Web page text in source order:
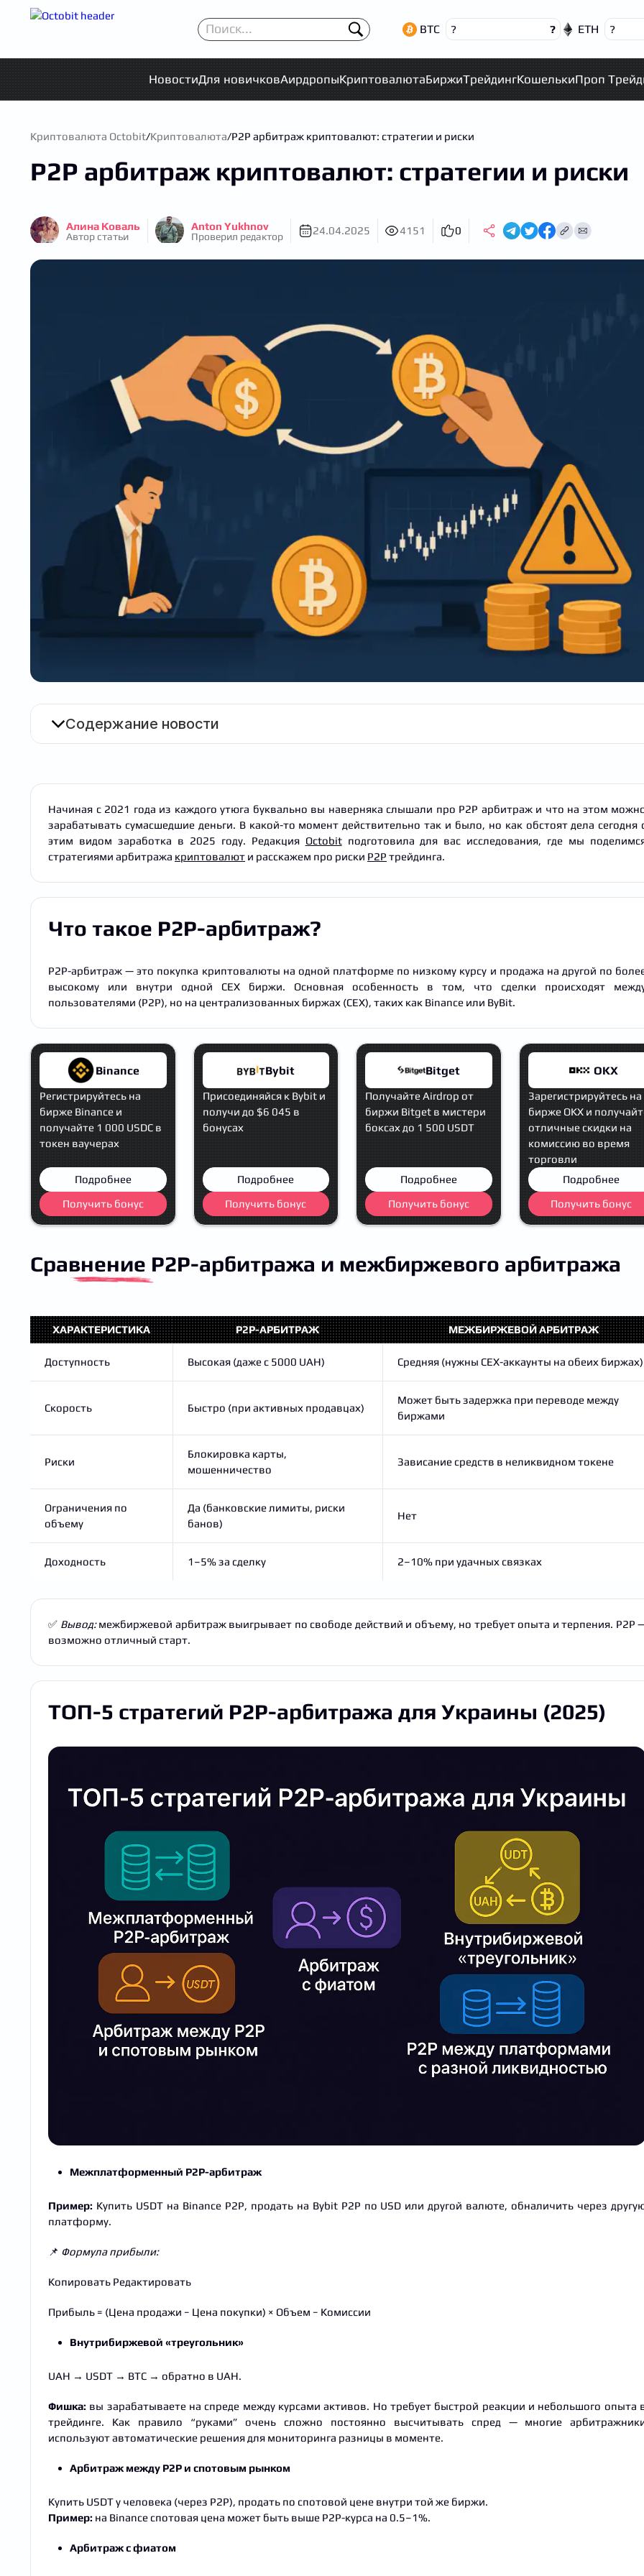
BTC ? ? ETH ?
НовостиДля новичковАирдропыКриптовалютаБиржиТрейдингКошелькиПроп
Криптовалюта Octobit/Криптовалюта/P2P арбитраж криптовалют: стратегии и риски​
P2P арбитраж криптовалют: стратегии и риски​
Алина Коваль
Автор статьи
Anton Yukhnov
Проверил редактор 24.04.2025 4151 0
Содержание новости
Начиная с 2021 года из каждого утюга буквально вы наверняка слышали про P2P арбитраж и что на этом
зарабатывать сумасшедшие деньги. В какой-то момент действительно так и было, но как обстоят дела сегодня
этим видом заработка в 2025 году. Редакция Octobitподготовила для вас исследования, где мы
стратегиями арбитража криптовалют и расскажем про риски P2P трейдинга.
Что такое P2P-арбитраж?
P2P-арбитраж — это покупка криптовалюты на одной платформе по низкому курсу и продажа на другой по
высокому или внутри одной CEX биржи. Основная особенность в том, что сделки происходят
пользователями (P2P), но на централизованных биржах (CEX), таких как Binance или ByBit.
Binance
Регистрируйтесь на
бирже Binance и
получайте 1 000 USDC в
токен ваучерах
Подробнее
Получить бонус
Bybit
Присоединяйся к Bybit и
получи до $6 045 в
бонусах
Подробнее
Получить бонус
Bitget
Получайте Airdrop от
биржи Bitget в мистери
боксах до 1 500 USDT
Подробнее
Получить бонус
OKX
Зарегистрируйтесь на
бирже OKX и
отличные скидки на
комиссию во время
торговли
Подробнее
Получить бонус
Сравнение P2P-арбитража и межбиржевого арбитража
ХАРАКТЕРИСТИКА P2P-АРБИТРАЖ МЕЖБИРЖЕВОЙ АРБИТРАЖ
Доступность Высокая (даже с 5000 UAH) Средняя (нужны CEX-аккаунты на обеих биржах)
Скорость Быстро (при активных продавцах)
Может быть задержка при переводе между
биржами
Риски
Блокировка карты,
мошенничество
Зависание средств в неликвидном токене
Ограничения по
объему
Да (банковские лимиты, риски
банов)
Нет
Доходность 1–5% за сделку 2–10% при удачных связках
✅ Вывод:межбиржевой арбитраж выигрывает по свободе действий и объему, но требует опыта и терпения. P2P
возможно отличный старт.
ТОП-5 стратегий P2P-арбитража для Украины (2025)
Межплатформенный P2P-арбитраж
Пример: Купить USDT на Binance P2P, продать на Bybit P2P по USD или другой валюте, обналичить через
платформу.
📌 Формула прибыли:
Копировать Редактировать
Прибыль = (Цена продажи − Цена покупки) × Объем − Комиссии
Внутрибиржевой «треугольник»
UAH → USDT → BTC → обратно в UAH.
Фишка: вы зарабатываете на спреде между курсами активов. Но требует быстрой реакции и небольшого опыта
трейдинге. Как правило “руками” очень сложно постоянно высчитывать спред — многие
используют автоматические решения для мониторинга разницы в моменте.
Арбитраж между P2P и спотовым рынком
Купить USDT у человека (через P2P), продать по спотовой цене внутри той же биржи.
Пример: на Binance спотовая цена может быть выше P2P-курса на 0.5–1%.
Арбитраж с фиатом